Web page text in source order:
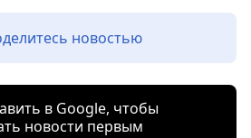
новостью
в Google, чтобы
новости первым